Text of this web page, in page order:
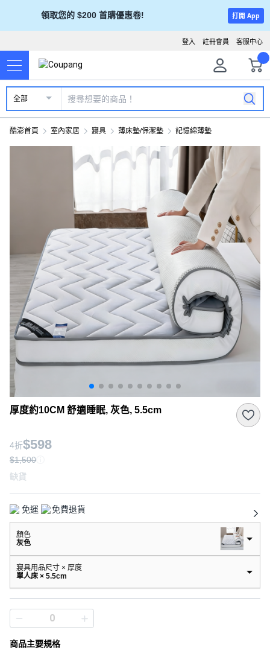
領取您的 $200 首購優惠卷! 打開 App
客服中心
註冊會員
登入
全部
酷澎首頁 室內家居 寢具 薄床墊/保潔墊 記憶綿薄墊
厚度約10CM 舒適睡眠, 灰色, 5.5cm
4折$598
$1,500
缺貨
免運 免費退貨
顏色
灰色
寢具用品尺寸 × 厚度
單人床 × 5.5cm
商品主要規格